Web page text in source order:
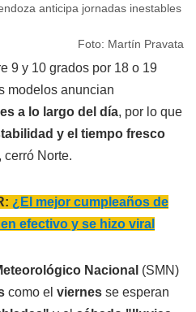
anticipa jornadas inestables
Foto: Martín Pravata
9 y 10 grados por 18 o 19
modelos anuncian
a lo largo del día, por lo que
y el tiempo fresco
cerró Norte.
¿El mejor cumpleaños de
efectivo y se hizo viral
Nacional (SMN)
como el viernes se esperan